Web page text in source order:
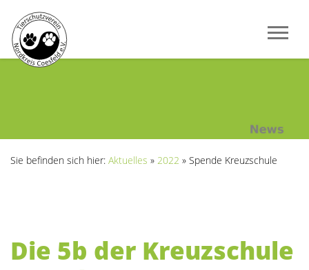
Sie befinden sich hier: Aktuelles » 2022 » Spende Kreuzschule
Die 5b der Kreuzschule